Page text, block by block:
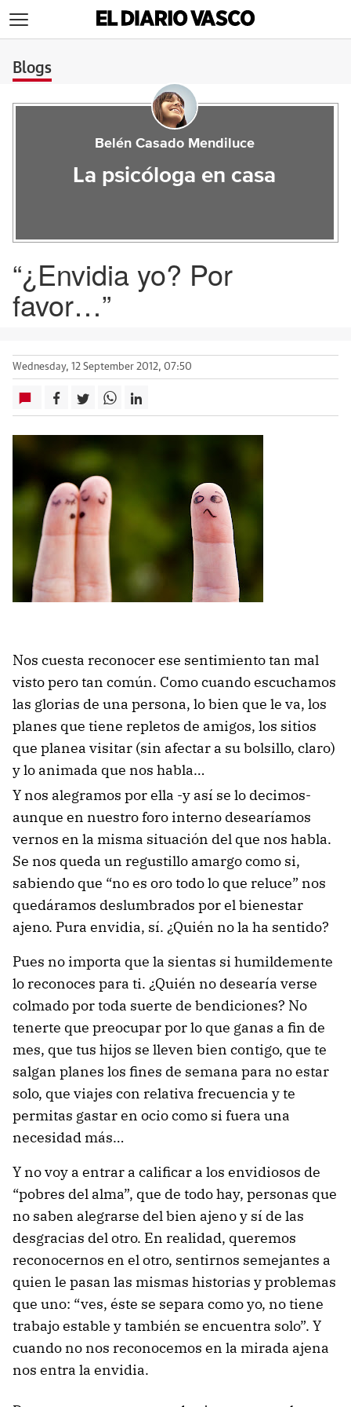
Blogs
Belén Casado Mendiluce
La psicóloga en casa
“¿Envidia yo? Por
favor…”
Wednesday, 12 September 2012, 07:50
Nos cuesta reconocer ese sentimiento tan mal
visto pero tan común. Como cuando escuchamos
las glorias de una persona, lo bien que le va, los
planes que tiene repletos de amigos, los sitios
que planea visitar (sin afectar a su bolsillo, claro)
y lo animada que nos habla…
Y nos alegramos por ella -y así se lo decimos-
aunque en nuestro foro interno desearíamos
vernos en la misma situación del que nos habla.
Se nos queda un regustillo amargo como si,
sabiendo que “no es oro todo lo que reluce” nos
quedáramos deslumbrados por el bienestar
ajeno. Pura envidia, sí. ¿Quién no la ha sentido?
Pues no importa que la sientas si humildemente
lo reconoces para ti. ¿Quién no desearía verse
colmado por toda suerte de bendiciones? No
tenerte que preocupar por lo que ganas a fin de
mes, que tus hijos se lleven bien contigo, que te
salgan planes los fines de semana para no estar
solo, que viajes con relativa frecuencia y te
permitas gastar en ocio como si fuera una
necesidad más…
Y no voy a entrar a calificar a los envidiosos de
“pobres del alma”, que de todo hay, personas que
no saben alegrarse del bien ajeno y sí de las
desgracias del otro. En realidad, queremos
reconocernos en el otro, sentirnos semejantes a
quien le pasan las mismas historias y problemas
que uno: “ves, éste se separa como yo, no tiene
trabajo estable y también se encuentra solo”. Y
cuando no nos reconocemos en la mirada ajena
nos entra la envidia.